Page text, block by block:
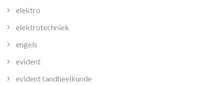
elektro
elektrotechniek
engels
evident
evident tandheelkunde